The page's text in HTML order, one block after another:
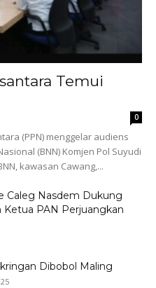
Temui
0
(PPN) menggelar audiens
(BNN) Komjen Pol Suyudi
kawasan Cawang,...
Caleg Nasdem Dukung
Ketua PAN Perjuangkan
Dibobol Maling